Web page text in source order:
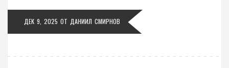
ДЕК 9, 2025 ОТ ДАНИИЛ СМИРНОВ